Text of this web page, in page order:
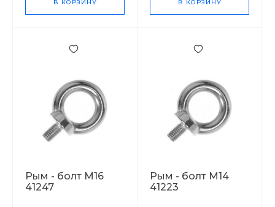
В КОРЗИНУ В КОРЗИНУ
Рым - болт М16
41247
Рым - болт М14
41223